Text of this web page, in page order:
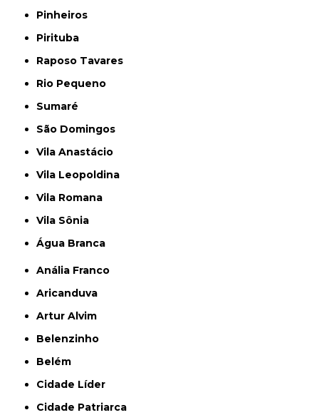
Pinheiros
Pirituba
Raposo Tavares
Rio Pequeno
Sumaré
São Domingos
Vila Anastácio
Vila Leopoldina
Vila Romana
Vila Sônia
Água Branca
Anália Franco
Aricanduva
Artur Alvim
Belenzinho
Belém
Cidade Líder
Cidade Patriarca